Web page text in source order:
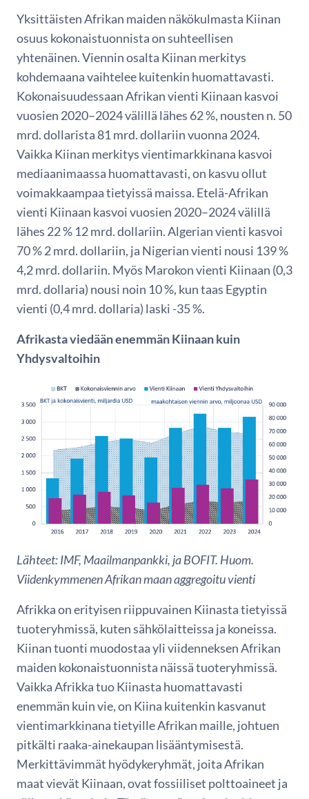
Yksittäisten Afrikan maiden näkökulmasta Kiinan
osuus kokonaistuonnista on suhteellisen
yhtenäinen. Viennin osalta Kiinan merkitys
kohdemaana vaihtelee kuitenkin huomattavasti.
Kokonaisuudessaan Afrikan vienti Kiinaan kasvoi
vuosien 2020–2024 välillä lähes 62 %, nousten n. 50
mrd. dollarista 81 mrd. dollariin vuonna 2024.
Vaikka Kiinan merkitys vientimarkkinana kasvoi
mediaanimaassa huomattavasti, on kasvu ollut
voimakkaampaa tietyissä maissa. Etelä-Afrikan
vienti Kiinaan kasvoi vuosien 2020–2024 välillä
lähes 22 % 12 mrd. dollariin. Algerian vienti kasvoi
70 % 2 mrd. dollariin, ja Nigerian vienti nousi 139 %
4,2 mrd. dollariin. Myös Marokon vienti Kiinaan (0,3
mrd. dollaria) nousi noin 10 %, kun taas Egyptin
vienti (0,4 mrd. dollaria) laski -35 %.
Afrikasta viedään enemmän Kiinaan kuin
Yhdysvaltoihin
Lähteet: IMF, Maailmanpankki, ja BOFIT. Huom.
Viidenkymmenen Afrikan maan aggregoitu vienti
Afrikka on erityisen riippuvainen Kiinasta tietyissä
tuoteryhmissä, kuten sähkölaitteissa ja koneissa.
Kiinan tuonti muodostaa yli viidenneksen Afrikan
maiden kokonaistuonnista näissä tuoteryhmissä.
Vaikka Afrikka tuo Kiinasta huomattavasti
enemmän kuin vie, on Kiina kuitenkin kasvanut
vientimarkkinana tietyille Afrikan maille, johtuen
pitkälti raaka-ainekaupan lisääntymisestä.
Merkittävimmät hyödykeryhmät, joita Afrikan
maat vievät Kiinaan, ovat fossiiliset polttoaineet ja